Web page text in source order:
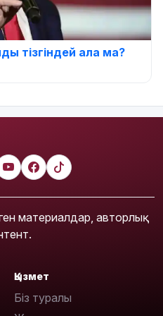
тізгіндей ала ма?
материалдар, авторлық
Қызмет
Біз туралы